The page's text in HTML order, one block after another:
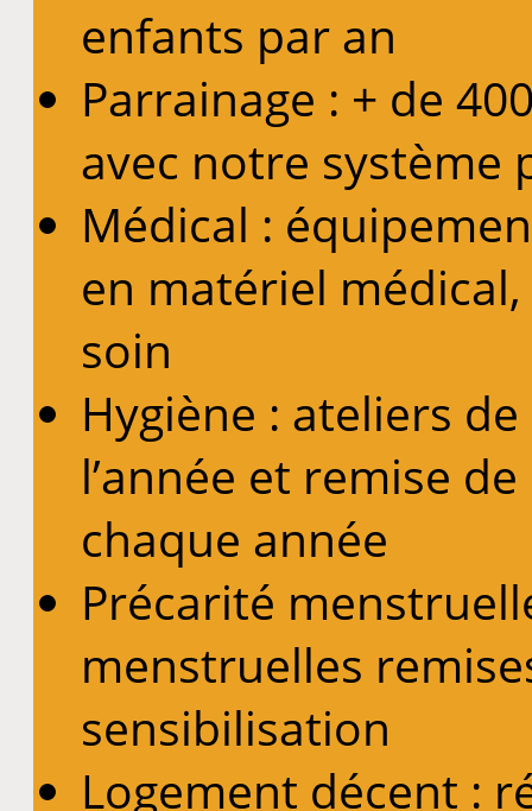
enfants par an
Parrainage : + de
avec notre système
Médical :
en matériel
soin
Hygiène : ateliers
l’année et remise
chaque année
Précarité
menstruelles
sensibilisation
Logement décent :